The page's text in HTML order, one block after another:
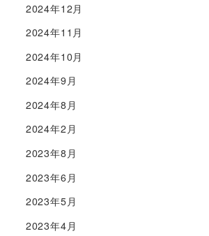
2024年12月
2024年11月
2024年10月
2024年9月
2024年8月
2024年2月
2023年8月
2023年6月
2023年5月
2023年4月